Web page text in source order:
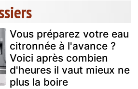
Vous préparez votre eau
citronnée à l'avance ?
Voici après combien
d'heures il vaut mieux ne
plus la boire